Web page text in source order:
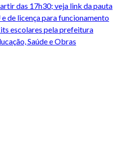
das 17h30; veja link da pauta
de licença para funcionamento
escolares pela prefeitura
Saúde e Obras